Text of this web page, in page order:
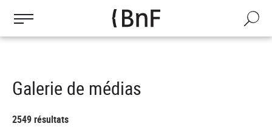
contenu
Recherche
Galerie de médias
2549 résultats